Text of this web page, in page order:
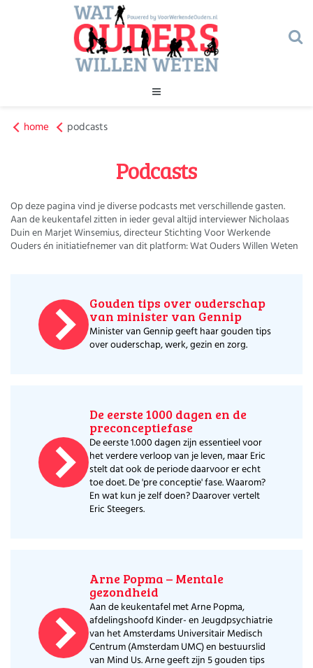
Kinderopvang
Onderwijs
Ouderschap
Veiligheid
Verlof
Gezondheid
Huishouden
Kinderopvang
Onderwijs
Verlof
Werk
Onderwijs
home podcasts
Podcasts
Op deze pagina vind je diverse podcasts met verschillende gasten.
Aan de keukentafel zitten in ieder geval altijd interviewer Nicholaas
Duin en Marjet Winsemius, directeur Stichting Voor Werkende
Ouders én initiatiefnemer van dit platform: Wat Ouders Willen Weten
Gouden tips over ouderschap
van minister van Gennip
Minister van Gennip geeft haar gouden tips
over ouderschap, werk, gezin en zorg.
De eerste 1000 dagen en de
preconceptiefase
De eerste 1.000 dagen zijn essentieel voor
het verdere verloop van je leven, maar Eric
stelt dat ook de periode daarvoor er echt
toe doet. De 'pre conceptie' fase. Waarom?
En wat kun je zelf doen? Daarover vertelt
Eric Steegers.
Arne Popma – Mentale
gezondheid
Aan de keukentafel met Arne Popma,
afdelingshoofd Kinder- en Jeugdpsychiatrie
van het Amsterdams Universitair Medisch
Centrum (Amsterdam UMC) en bestuurslid
van Mind Us. Arne geeft zijn 5 gouden tips